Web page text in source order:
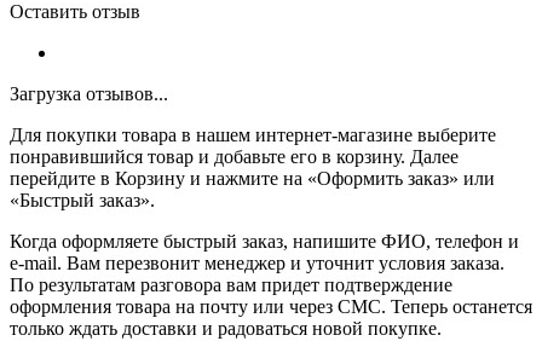
Оставить отзыв
Загрузка отзывов...
Для покупки товара в нашем интернет-магазине выберите
понравившийся товар и добавьте его в корзину. Далее
перейдите в Корзину и нажмите на «Оформить заказ» или
«Быстрый заказ».
Когда оформляете быстрый заказ, напишите ФИО, телефон и
e-mail. Вам перезвонит менеджер и уточнит условия заказа.
По результатам разговора вам придет подтверждение
оформления товара на почту или через СМС. Теперь останется
только ждать доставки и радоваться новой покупке.